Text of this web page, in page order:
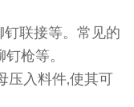
联接等。常见的
枪等。
入料件‚使其可